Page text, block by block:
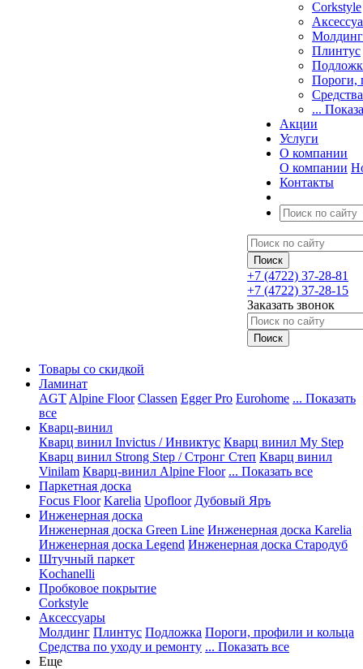
Corkstyle
Молдинг
Плинтус
Пороги,
...
Акции
Услуги
О компании
О компании
Контакты
+7 (4722) 37-28-81
+7 (4722) 37-28-15
Заказать звонок
Товары со скидкой
Ламинат
AGT Alpine Floor Classen Egger Pro Eurohome ... Показать
все
Кварц-винил
Кварц винил Invictus / Инвиктус Кварц винил My Step
Кварц винил Strong Step / Стронг Степ Кварц винил
Vinilam Кварц-винил Alpine Floor ... Показать все
Паркетная доска
Focus Floor Karelia Upofloor Дубовый Яръ
Инженерная доска
Инженерная доска Green Line Инженерная доска Karelia
Инженерная доска Legend Инженерная доска Стародуб
Штучный паркет
Kochanelli
Пробковое покрытие
Corkstyle
Аксессуары
Молдинг Плинтус Подложка Пороги, профили и кольца
Средства по уходу и ремонту ... Показать все
Еще